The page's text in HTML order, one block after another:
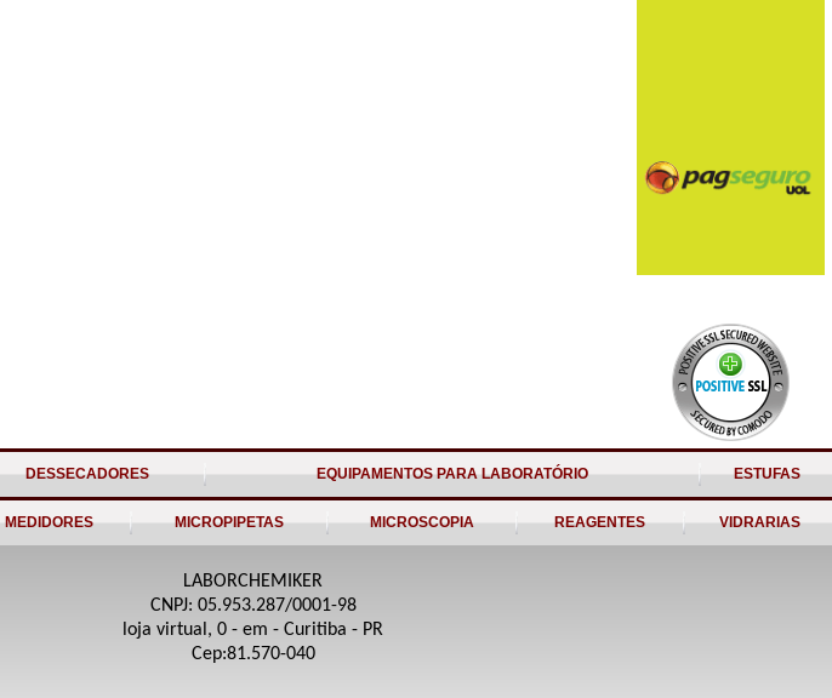
DESSECADORES EQUIPAMENTOS PARA LABORATÓRIO ESTUFAS
MEDIDORES MICROPIPETAS MICROSCOPIA REAGENTES VIDRARIAS
LABORCHEMIKER
CNPJ: 05.953.287/0001-98
loja virtual, 0 - em - Curitiba - PR
Cep:81.570-040